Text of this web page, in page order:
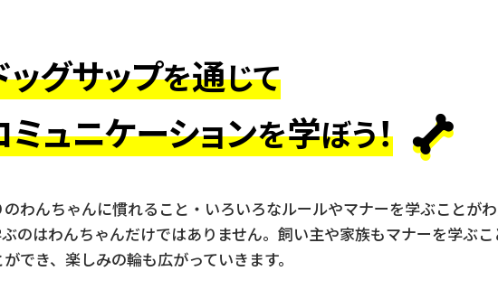
ッグサップを通じて
ミュニケーションを学ぼう！
わんちゃんに慣れること・いろいろなルールやマナーを学ぶことが
のはわんちゃんだけではありません。飼い主や家族もマナーを学ぶこ
でき、楽しみの輪も広がっていきます。